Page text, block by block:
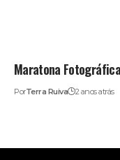
Maratona
PorTerra Ruiva 2 anos atrás